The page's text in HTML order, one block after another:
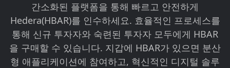
간소화된 플랫폼을 통해 빠르고 안전하게
Hedera(HBAR)를 인수하세요. 효율적인 프로세스를
통해 신규 투자자와 숙련된 투자자 모두에게 HBAR
을 구매할 수 있습니다. 지갑에 HBAR가 있으면 분산
형 애플리케이션에 참여하고, 혁신적인 디지털 솔루